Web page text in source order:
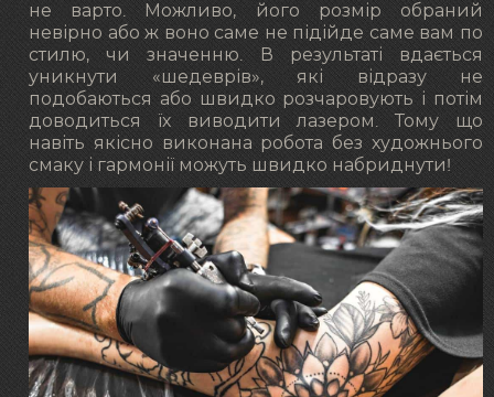
не варто. Можливо, його розмір обраний
невірно або ж воно саме не підійде саме вам по
стилю, чи значенню. В результаті вдається
уникнути «шедеврів», які відразу не
подобаються або швидко розчаровують і потім
доводиться їх виводити лазером. Тому що
навіть якісно виконана робота без художнього
смаку і гармонії можуть швидко набриднути!